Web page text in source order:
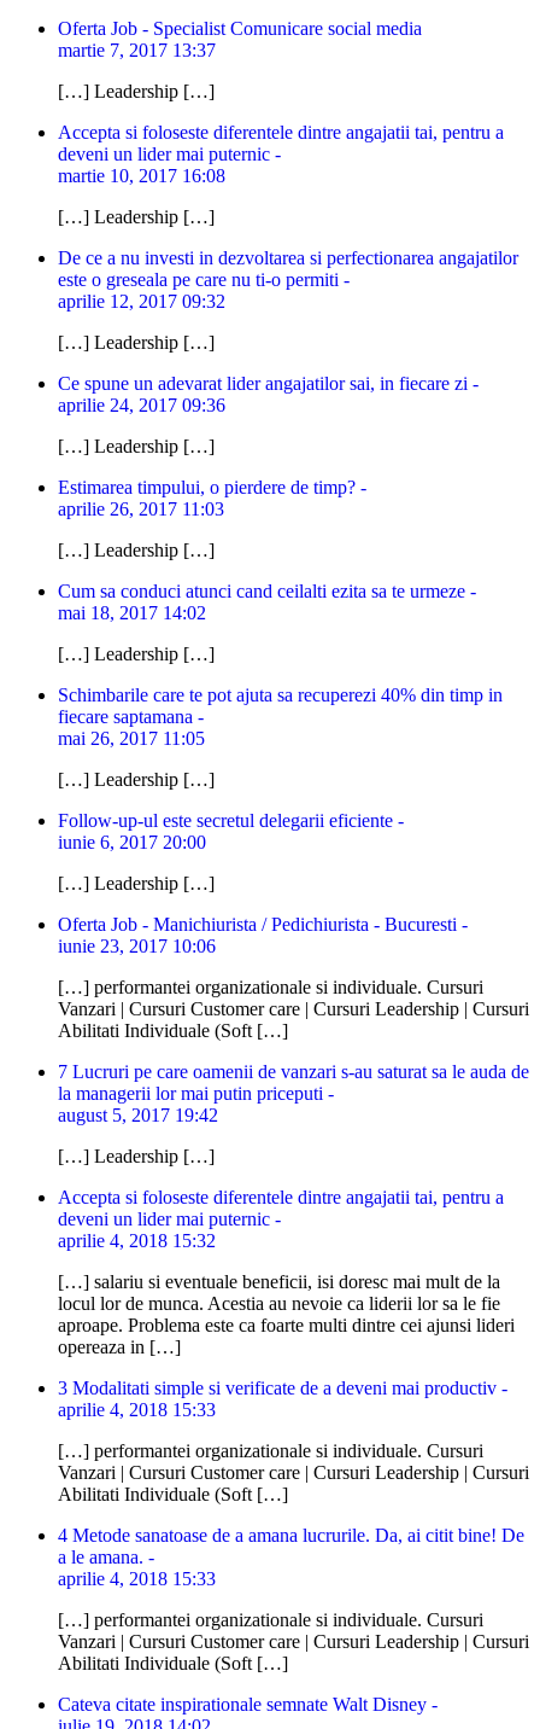
Oferta Job - Specialist Comunicare social media
martie 7, 2017 13:37
[…] Leadership […]
Accepta si foloseste diferentele dintre angajatii tai, pentru a
deveni un lider mai puternic -
martie 10, 2017 16:08
[…] Leadership […]
De ce a nu investi in dezvoltarea si perfectionarea angajatilor
este o greseala pe care nu ti-o permiti -
aprilie 12, 2017 09:32
[…] Leadership […]
Ce spune un adevarat lider angajatilor sai, in fiecare zi -
aprilie 24, 2017 09:36
[…] Leadership […]
Estimarea timpului, o pierdere de timp? -
aprilie 26, 2017 11:03
[…] Leadership […]
Cum sa conduci atunci cand ceilalti ezita sa te urmeze -
mai 18, 2017 14:02
[…] Leadership […]
Schimbarile care te pot ajuta sa recuperezi 40% din timp in
fiecare saptamana -
mai 26, 2017 11:05
[…] Leadership […]
Follow-up-ul este secretul delegarii eficiente -
iunie 6, 2017 20:00
[…] Leadership […]
Oferta Job - Manichiurista / Pedichiurista - Bucuresti -
iunie 23, 2017 10:06
[…] performantei organizationale si individuale. Cursuri
Vanzari | Cursuri Customer care | Cursuri Leadership | Cursuri
Abilitati Individuale (Soft […]
7 Lucruri pe care oamenii de vanzari s-au saturat sa le auda de
la managerii lor mai putin priceputi -
august 5, 2017 19:42
[…] Leadership […]
Accepta si foloseste diferentele dintre angajatii tai, pentru a
deveni un lider mai puternic -
aprilie 4, 2018 15:32
[…] salariu si eventuale beneficii, isi doresc mai mult de la
locul lor de munca. Acestia au nevoie ca liderii lor sa le fie
aproape. Problema este ca foarte multi dintre cei ajunsi lideri
opereaza in […]
3 Modalitati simple si verificate de a deveni mai productiv -
aprilie 4, 2018 15:33
[…] performantei organizationale si individuale. Cursuri
Vanzari | Cursuri Customer care | Cursuri Leadership | Cursuri
Abilitati Individuale (Soft […]
4 Metode sanatoase de a amana lucrurile. Da, ai citit bine! De
a le amana. -
aprilie 4, 2018 15:33
[…] performantei organizationale si individuale. Cursuri
Vanzari | Cursuri Customer care | Cursuri Leadership | Cursuri
Abilitati Individuale (Soft […]
Cateva citate inspirationale semnate Walt Disney -